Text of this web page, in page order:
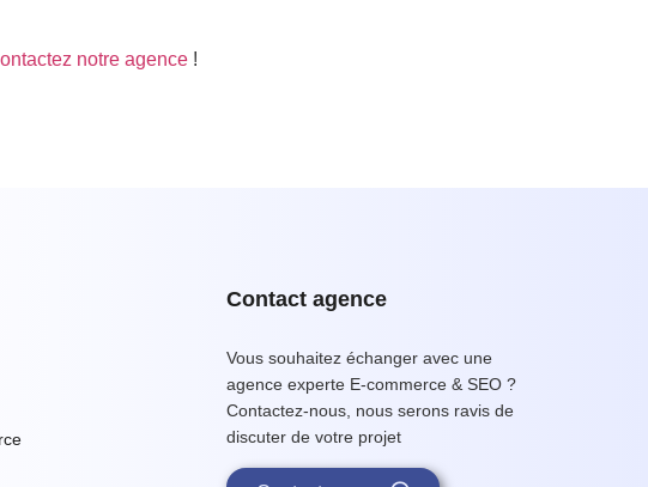
ontactez notre agence !
Contact agence
Vous souhaitez échanger avec une
agence experte E-commerce & SEO ?
Contactez-nous, nous serons ravis de
discuter de votre projet